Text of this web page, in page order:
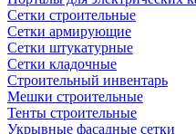
Сетки строительные
Сетки армирующие
Сетки штукатурные
Сетки кладочные
Строительный инвентарь
Мешки строительные
Тенты строительные
Укрывные фасадные сетки